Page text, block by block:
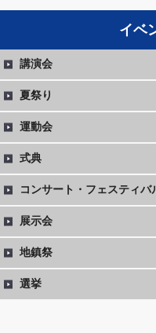
イベ
講演会
夏祭り
運動会
式典
コンサート・フェスティバ
展示会
地鎮祭
選挙